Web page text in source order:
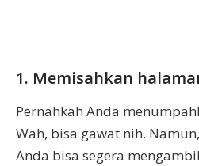
1. Memisahkan
Pernahkah Anda
Wah, bisa gawat nih.
Anda bisa segera